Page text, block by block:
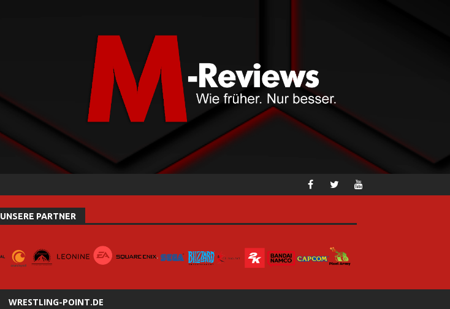
UNSERE PARTNER
WRESTLING-POINT.DE